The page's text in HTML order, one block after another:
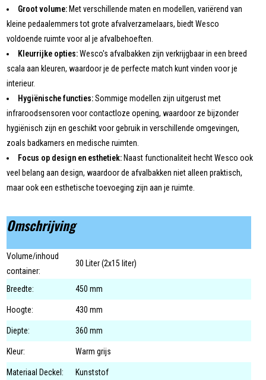
Groot volume: Met verschillende maten en modellen, variërend van
kleine pedaalemmers tot grote afvalverzamelaars, biedt Wesco
voldoende ruimte voor al je afvalbehoeften.
Kleurrijke opties:Wesco's afvalbakken zijn verkrijgbaar in een breed
scala aan kleuren, waardoor je de perfecte match kunt vinden voor je
interieur.
Hygiënische functies:Sommige modellen zijn uitgerust met
infraroodsensoren voor contactloze opening, waardoor ze bijzonder
hygiënisch zijn en geschikt voor gebruik in verschillende omgevingen,
zoals badkamers en medische ruimten.
Focus op design en esthetiek: Naast functionaliteit hecht Wesco ook
veel belang aan design, waardoor de afvalbakken niet alleen praktisch,
maar ook een esthetische toevoeging zijn aan je ruimte.
Omschrijving
Volume/inhoud
container:
30 Liter (2x15 liter)
Breedte: 450 mm
Hoogte: 430 mm
Diepte: 360 mm
Kleur: Warm grijs
Materiaal Deckel:
Kunststof